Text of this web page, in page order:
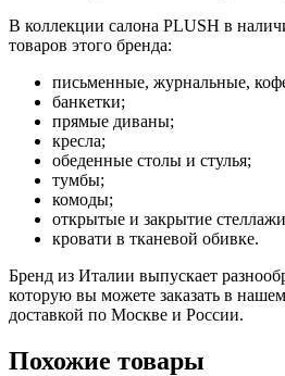
В коллекции салона PLUSH в
товаров этого бренда:
письменные, журнальные,
банкетки;
прямые диваны;
кресла;
обеденные столы и стулья;
тумбы;
комоды;
открытые и закрытие
кровати в тканевой обивке.
Бренд из Италии выпускает
которую вы можете заказать в
доставкой по Москве и России.
Похожие товары